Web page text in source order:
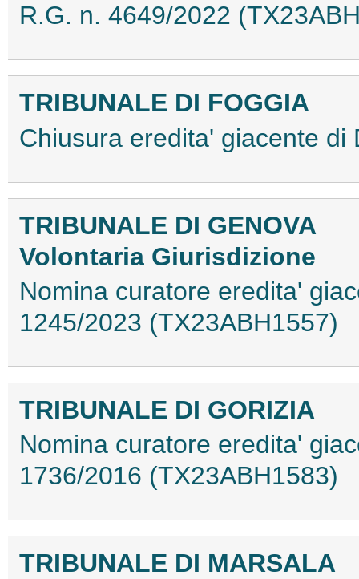
R.G. n. 4649/2022
TRIBUNALE DI FOGGIA
Chiusura eredita' giacente di
TRIBUNALE DI GENOVA
Volontaria Giurisdizione
Nomina curatore eredita'
1245/2023 (TX23ABH1557)
TRIBUNALE DI GORIZIA
Nomina curatore eredita'
1736/2016 (TX23ABH1583)
TRIBUNALE DI MARSALA